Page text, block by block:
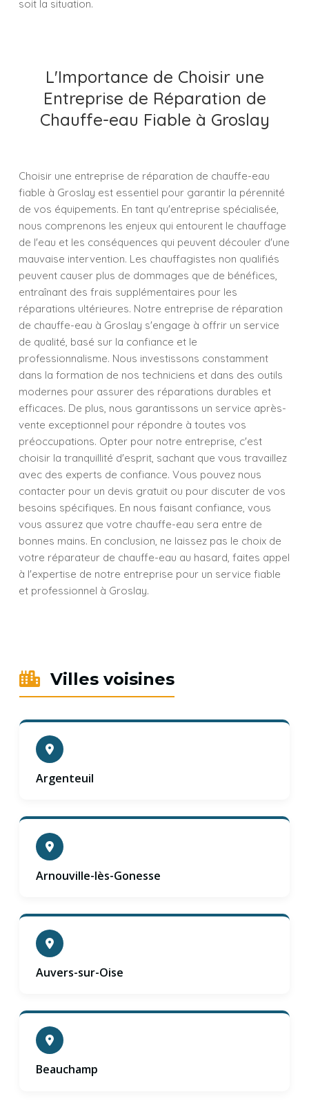
soit la situation.
L'Importance de Choisir une
Entreprise de Réparation de
Chauffe-eau Fiable à Groslay
Choisir une entreprise de réparation de chauffe-eau
fiable à Groslay est essentiel pour garantir la pérennité
de vos équipements. En tant qu'entreprise spécialisée,
nous comprenons les enjeux qui entourent le chauffage
de l'eau et les conséquences qui peuvent découler d'une
mauvaise intervention. Les chauffagistes non qualifiés
peuvent causer plus de dommages que de bénéfices,
entraînant des frais supplémentaires pour les
réparations ultérieures. Notre entreprise de réparation
de chauffe-eau à Groslay s'engage à offrir un service
de qualité, basé sur la confiance et le
professionnalisme. Nous investissons constamment
dans la formation de nos techniciens et dans des outils
modernes pour assurer des réparations durables et
efficaces. De plus, nous garantissons un service après-
vente exceptionnel pour répondre à toutes vos
préoccupations. Opter pour notre entreprise, c'est
choisir la tranquillité d'esprit, sachant que vous travaillez
avec des experts de confiance. Vous pouvez nous
contacter pour un devis gratuit ou pour discuter de vos
besoins spécifiques. En nous faisant confiance, vous
vous assurez que votre chauffe-eau sera entre de
bonnes mains. En conclusion, ne laissez pas le choix de
votre réparateur de chauffe-eau au hasard, faites appel
à l'expertise de notre entreprise pour un service fiable
et professionnel à Groslay.
Villes voisines
Argenteuil
Arnouville-lès-Gonesse
Auvers-sur-Oise
Beauchamp